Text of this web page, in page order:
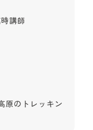
講師
原のトレッキン